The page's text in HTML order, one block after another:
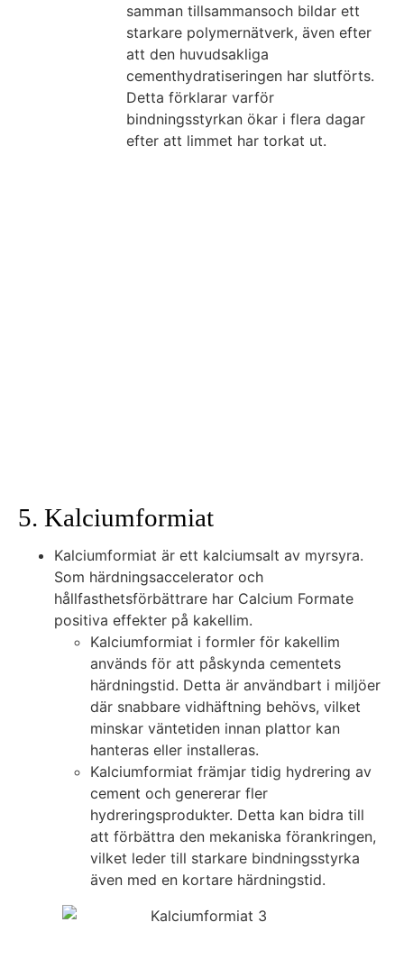
samman tillsammansoch bildar ett
starkare polymernätverk, även efter
att den huvudsakliga
cementhydratiseringen har slutförts.
Detta förklarar varför
bindningsstyrkan ökar i flera dagar
efter att limmet har torkat ut.
5. Kalciumformiat
Kalciumformiat är ett kalciumsalt av myrsyra.
Som härdningsaccelerator och
hållfasthetsförbättrare har Calcium Formate
positiva effekter på kakellim.
Kalciumformiat i formler för kakellim
används för att påskynda cementets
härdningstid. Detta är användbart i miljöer
där snabbare vidhäftning behövs, vilket
minskar väntetiden innan plattor kan
hanteras eller installeras.
Kalciumformiat främjar tidig hydrering av
cement och genererar fler
hydreringsprodukter. Detta kan bidra till
att förbättra den mekaniska förankringen,
vilket leder till starkare bindningsstyrka
även med en kortare härdningstid.